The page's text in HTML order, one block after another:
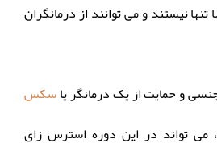
نیستند و می توانند از درمانگران
و حمایت از یک درمانگر یاسکس
می تواند در این دوره استرس زای